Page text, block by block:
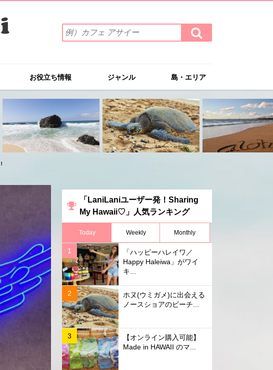
索
ワ
を
入
カ
フ
ェ
イ
ー
検
索
す
お役立ち情報 ジャンル 島・エリア
「LaniLaniユーザー発！Sharing
My Hawaii♡」人気ランキング
Today Weekly Monthly
「ハッピーハレイワ／
Happy Haleiwa」がワイ
キ...
ホヌ(ウミガメ)に出会える
ノースショアのビーチ...
【オンライン購入可能】
Made in HAWAII のマ...